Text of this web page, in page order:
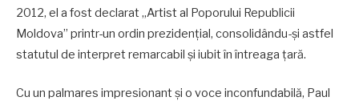
2012, el a fost declarat „Artist al Poporului Republicii
Moldova” printr-un ordin prezidențial, consolidându-și astfel
statutul de interpret remarcabil și iubit în întreaga țară.
Cu un palmares impresionant și o voce inconfundabilă, Paul